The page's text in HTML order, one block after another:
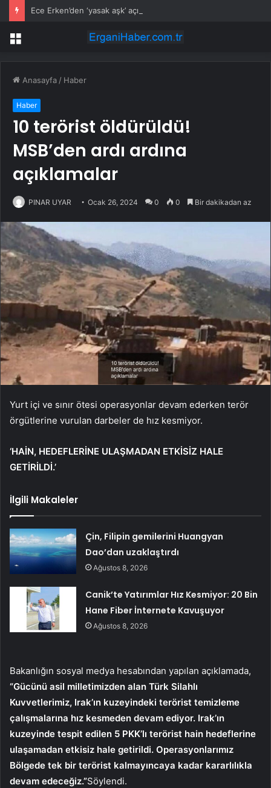
Menü
Anasayfa / Haber
Haber
10 terörist öldürüldü!
MSB’den ardı ardına
açıklamalar
PINAR UYAR Ocak 26, 2024 0 0 Bir dakikadan az
Yurt içi ve sınır ötesi operasyonlar devam ederken terör
örgütlerine vurulan darbeler de hız kesmiyor.
‘HAİN, HEDEFLERİNE ULAŞMADAN ETKİSİZ HALE
GETİRİLDİ.’
İlgili Makaleler
Çin, Filipin gemilerini Huangyan
Dao’dan uzaklaştırdı
Ağustos 8, 2026
Canik’te Yatırımlar Hız Kesmiyor: 20 Bin
Hane Fiber İnternete Kavuşuyor
Ağustos 8, 2026
Bakanlığın sosyal medya hesabından yapılan açıklamada,
“Gücünü asil milletimizden alan Türk Silahlı
Kuvvetlerimiz, Irak’ın kuzeyindeki terörist temizleme
çalışmalarına hız kesmeden devam ediyor. Irak’ın
kuzeyinde tespit edilen 5 PKK’lı terörist hain hedeflerine
ulaşamadan etkisiz hale getirildi. Operasyonlarımız
Bölgede tek bir terörist kalmayıncaya kadar kararlılıkla
devam edeceğiz.”Söylendi.